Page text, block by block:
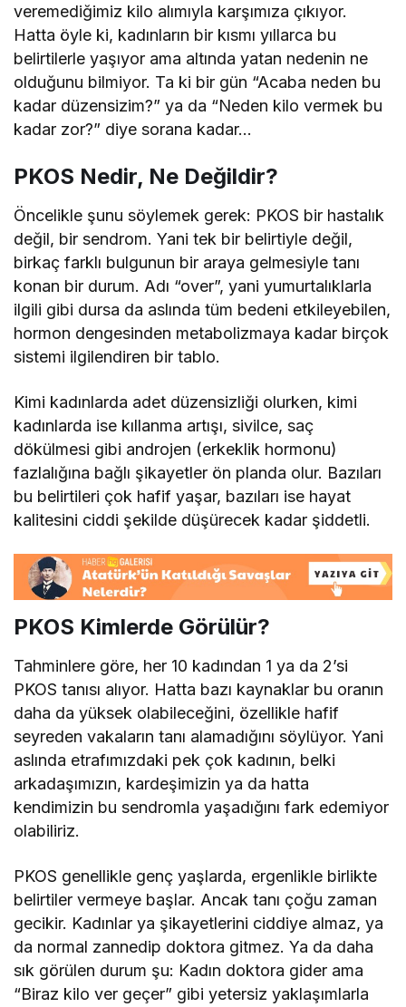
veremediğimiz kilo alımıyla karşımıza çıkıyor.
Hatta öyle ki, kadınların bir kısmı yıllarca bu
belirtilerle yaşıyor ama altında yatan nedenin ne
olduğunu bilmiyor. Ta ki bir gün “Acaba neden bu
kadar düzensizim?” ya da “Neden kilo vermek bu
kadar zor?” diye sorana kadar…
PKOS Nedir, Ne Değildir?
Öncelikle şunu söylemek gerek: PKOS bir hastalık
değil, bir sendrom. Yani tek bir belirtiyle değil,
birkaç farklı bulgunun bir araya gelmesiyle tanı
konan bir durum. Adı “over”, yani yumurtalıklarla
ilgili gibi dursa da aslında tüm bedeni etkileyebilen,
hormon dengesinden metabolizmaya kadar birçok
sistemi ilgilendiren bir tablo.
Kimi kadınlarda adet düzensizliği olurken, kimi
kadınlarda ise kıllanma artışı, sivilce, saç
dökülmesi gibi androjen (erkeklik hormonu)
fazlalığına bağlı şikayetler ön planda olur. Bazıları
bu belirtileri çok hafif yaşar, bazıları ise hayat
kalitesini ciddi şekilde düşürecek kadar şiddetli.
PKOS Kimlerde Görülür?
Tahminlere göre, her 10 kadından 1 ya da 2’si
PKOS tanısı alıyor. Hatta bazı kaynaklar bu oranın
daha da yüksek olabileceğini, özellikle hafif
seyreden vakaların tanı alamadığını söylüyor. Yani
aslında etrafımızdaki pek çok kadının, belki
arkadaşımızın, kardeşimizin ya da hatta
kendimizin bu sendromla yaşadığını fark edemiyor
olabiliriz.
PKOS genellikle genç yaşlarda, ergenlikle birlikte
belirtiler vermeye başlar. Ancak tanı çoğu zaman
gecikir. Kadınlar ya şikayetlerini ciddiye almaz, ya
da normal zannedip doktora gitmez. Ya da daha
sık görülen durum şu: Kadın doktora gider ama
“Biraz kilo ver geçer” gibi yetersiz yaklaşımlarla